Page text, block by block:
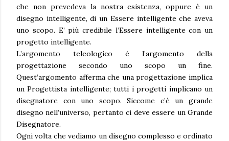
che non prevedeva la nostra esistenza, oppure è un
disegno intelligente, di un Essere intelligente che aveva
uno scopo. E’ più credibile l’Essere intelligente con un
progetto intelligente.
L’argomento teleologico è l’argomento della
progettazione secondo uno scopo un fine.
Quest’argomento afferma che una progettazione implica
un Progettista intelligente; tutti i progetti implicano un
disegnatore con uno scopo. Siccome c’è un grande
disegno nell’universo, pertanto ci deve essere un Grande
Disegnatore.
Ogni volta che vediamo un disegno complesso e ordinato